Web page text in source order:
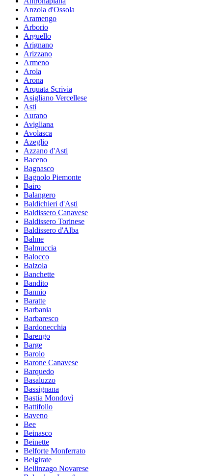
Anzola d'Ossola
Aramengo
Arborio
Arguello
Arignano
Arizzano
Armeno
Arola
Arona
Arquata Scrivia
Asigliano Vercellese
Asti
Aurano
Avigliana
Avolasca
Azeglio
Azzano d'Asti
Baceno
Bagnasco
Bagnolo Piemonte
Bairo
Balangero
Baldichieri d'Asti
Baldissero Canavese
Baldissero Torinese
Baldissero d'Alba
Balme
Balmuccia
Balocco
Balzola
Banchette
Bandito
Bannio
Baratte
Barbania
Barbaresco
Bardonecchia
Barengo
Barge
Barolo
Barone Canavese
Barquedo
Basaluzzo
Bassignana
Bastia Mondovì
Battifollo
Baveno
Bee
Beinasco
Beinette
Belforte Monferrato
Belgirate
Bellinzago Novarese